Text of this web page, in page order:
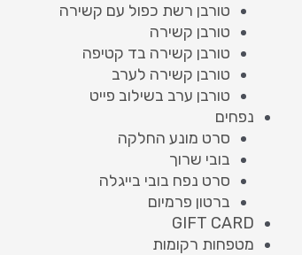
טורבן רשת כפול עם קשירה
טורבן קשירה
טורבן קשירה בד קטיפה
טורבן קשירה לערב
טורבן ערב בשילוב פייט
נפחים
סרט מונע החלקה
בובי שרוך
סרט נפח בובי בייגלה
ברטון פרמיום
GIFT CARD
מטפחות רקומות